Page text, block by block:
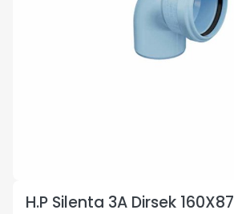
H.P Silenta 3A Dirsek 160X87